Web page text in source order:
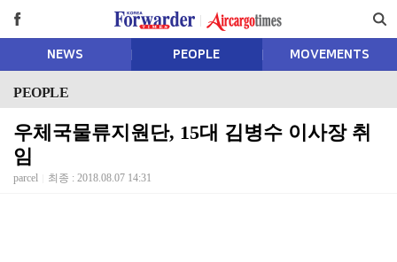
NEWS PEOPLE MOVEMENTS
PEOPLE
우체국물류지원단, 15대 김병수 이사장 취
임
parcel 최종 : 2018.08.07 14:31